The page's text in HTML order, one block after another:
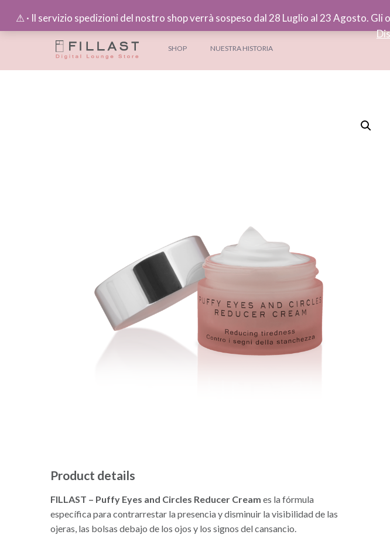
SHOP NUESTRA HISTORIA
Product details
FILLAST – Puffy Eyes and Circles Reducer Cream es la fórmula
específica para contrarrestar la presencia y disminuir la visibilidad de las
ojeras, las bolsas debajo de los ojos y los signos del cansancio.
⚠︎ · Il servizio spedizioni del nostro shop verrà sospeso dal 28 Luglio al 23 Agosto.